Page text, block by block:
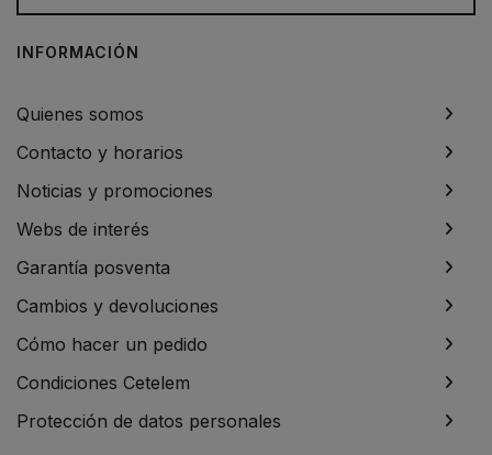
INFORMACIÓN
Quienes somos
Contacto y horarios
Noticias y promociones
Webs de interés
Garantía posventa
Cambios y devoluciones
Cómo hacer un pedido
Condiciones Cetelem
Protección de datos personales